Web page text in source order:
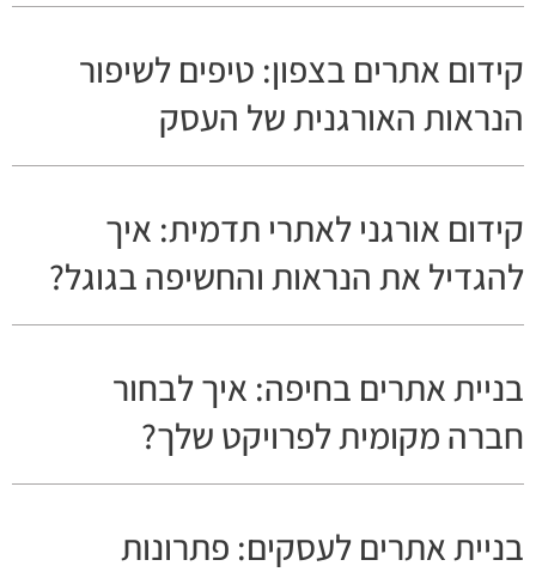
קידום אתרים בצפון: טיפים לשיפור
הנראות האורגנית של העסק
קידום אורגני לאתרי תדמית: איך
להגדיל את הנראות והחשיפה בגוגל?
בניית אתרים בחיפה: איך לבחור
חברה מקומית לפרויקט שלך?
בניית אתרים לעסקים: פתרונות